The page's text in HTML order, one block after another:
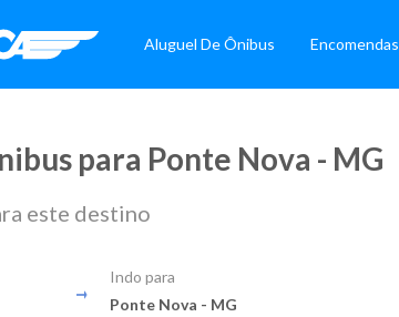
Aluguel De Ônibus Encomendas
para Ponte Nova - MG
este destino
Indo para
Ponte Nova - MG